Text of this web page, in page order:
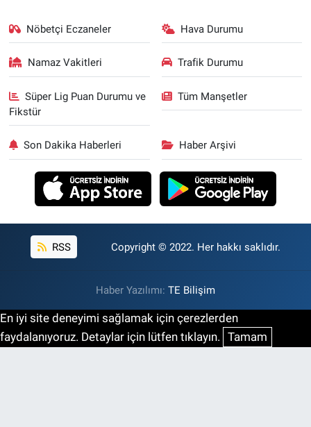
Nöbetçi Eczaneler Hava Durumu
Namaz Vakitleri Trafik Durumu
Süper Lig Puan Durumu ve
Fikstür
Tüm Manşetler
Son Dakika Haberleri Haber Arşivi
RSS Copyright © 2022. Her hakkı saklıdır.
Haber Yazılımı: TE Bilişim
En iyi site deneyimi sağlamak için çerezlerden
faydalanıyoruz. Detaylar için lütfen tıklayın. Tamam